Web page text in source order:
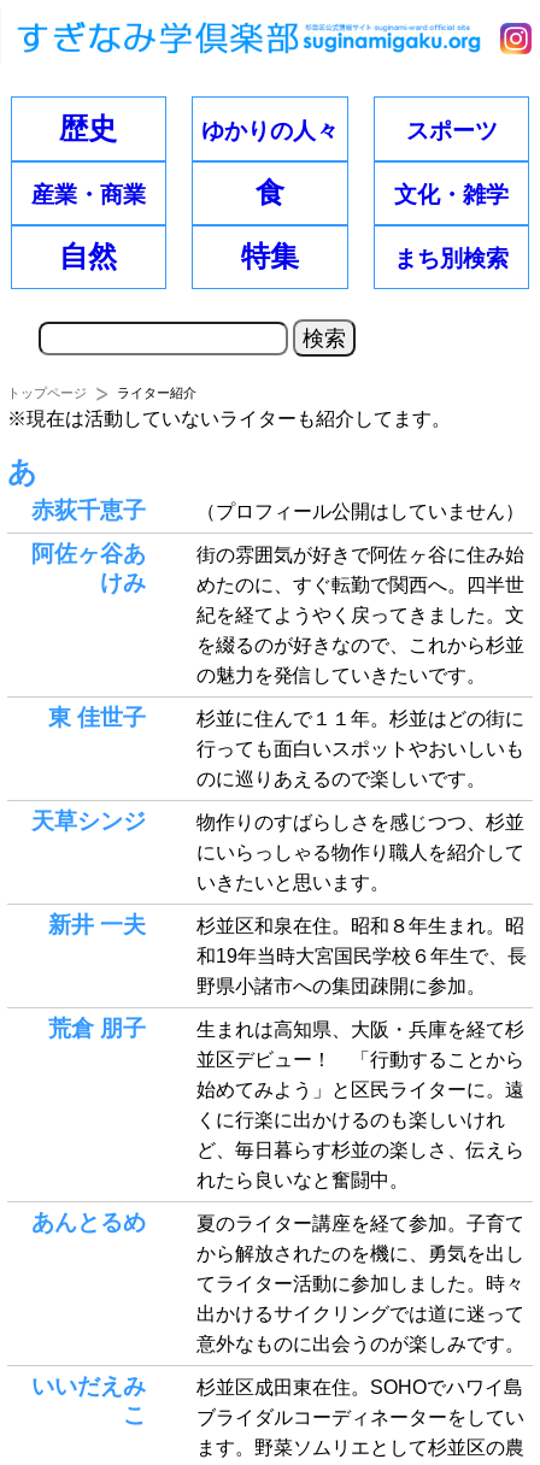
歴史 ゆかりの人々 スポーツ
産業・ 商業 食 文化・雑学
自然 特集 まち別検索
トップページ ライター紹介
※現在は活動していないライターも紹介してます。
あ
赤荻千恵子 （プロフィール公開はしていません）
阿佐ヶ谷あ
けみ
街の雰囲気が好きで阿佐ヶ谷に住み始
めたのに、すぐ転勤で関西へ。四半世
紀を経てようやく戻ってきました。文
を綴るのが好きなので、これから杉並
の魅力を発信していきたいです。
東 佳世子
杉並に住んで１１年。杉並はどの街に
行っても面白いスポットやおいしいも
のに巡りあえるので楽しいです。
天草シンジ
物作りのすばらしさを感じつつ、杉並
にいらっしゃる物作り職人を紹介して
いきたいと思います。
新井 一夫
杉並区和泉在住。昭和８年生まれ。昭
和19年当時大宮国民学校６年生で、長
野県小諸市への集団疎開に参加。
荒倉 朋子
生まれは高知県、大阪・兵庫を経て杉
並区デビュー！ 「行動することから
始めてみよう」と区民ライターに。遠
くに行楽に出かけるのも楽しいけれ
ど、毎日暮らす杉並の楽しさ、伝えら
れたら良いなと奮闘中。
あんとるめ
夏のライター講座を経て参加。子育て
から解放されたのを機に、勇気を出し
てライター活動に参加しました。時々
出かけるサイクリングでは道に迷って
意外なものに出会うのが楽しみです。
いいだえみ
こ
杉並区成田東在住。SOHOでハワイ島
ブライダルコーディネーターをしてい
ます。野菜ソムリエとして杉並区の農